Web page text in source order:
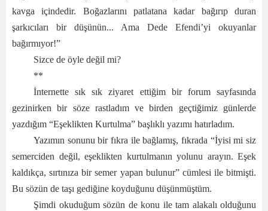
kavga içindedir. Boğazlarını patlatana kadar bağırıp duran
şarkıcıları bir düşünün... Ama Dede Efendi’yi okuyanlar
bağırmıyor!”
Sizce de öyle değil mi?
**
İnternette sık sık ziyaret ettiğim bir forum sayfasında
gezinirken bir söze rastladım ve birden geçtiğimiz günlerde
yazdığım “Eşeklikten Kurtulma” başlıklı yazımı hatırladım.
Yazımın sonunu bir fıkra ile bağlamış, fıkrada “İyisi mi siz
semerciden değil, eşeklikten kurtulmanın yolunu arayın. Eşek
kaldıkça, sırtınıza bir semer yapan bulunur” cümlesi ile bitmişti.
Bu sözün de taşı gediğine koyduğunu düşünmüştüm.
Şimdi okuduğum sözün de konu ile tam alakalı olduğunu